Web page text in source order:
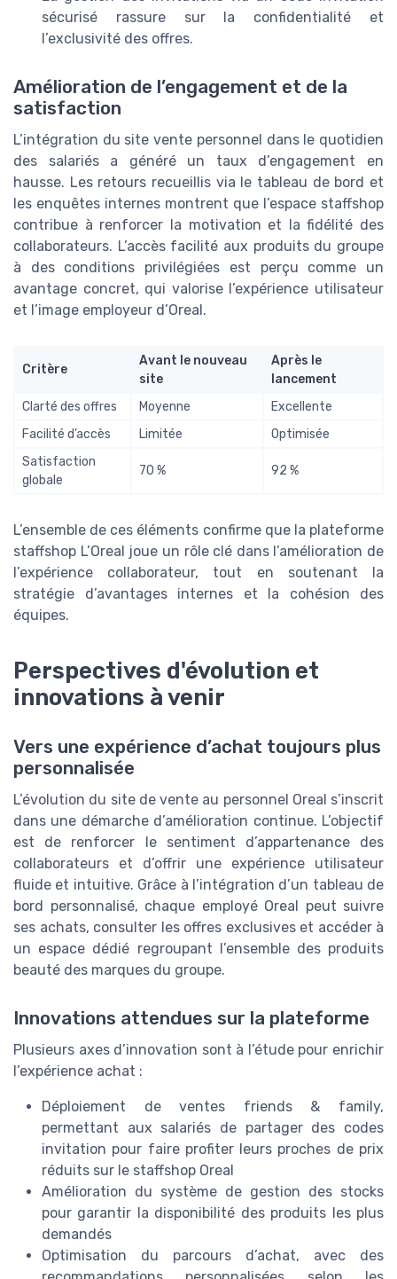
sécurisé rassure sur la confidentialité et
l’exclusivité des offres.
Amélioration de l’engagement et de la
satisfaction
L’intégration du site vente personnel dans le quotidien
des salariés a généré un taux d’engagement en
hausse. Les retours recueillis via le tableau de bord et
les enquêtes internes montrent que l’espace staffshop
contribue à renforcer la motivation et la fidélité des
collaborateurs. L’accès facilité aux produits du groupe
à des conditions privilégiées est perçu comme un
avantage concret, qui valorise l’expérience utilisateur
et l’image employeur d’Oreal.
Critère
Avant le nouveau
site
Après le
lancement
Clarté des offres
Moyenne
Excellente
Facilité d’accès
Limitée
Optimisée
Satisfaction
globale
70 % 92 %
L’ensemble de ces éléments confirme que la plateforme
staffshop L’Oreal joue un rôle clé dans l’amélioration de
l’expérience collaborateur, tout en soutenant la
stratégie d’avantages internes et la cohésion des
équipes.
Perspectives d'évolution et
innovations à venir
Vers une expérience d’achat toujours plus
personnalisée
L’évolution du site de vente au personnel Oreal s’inscrit
dans une démarche d’amélioration continue. L’objectif
est de renforcer le sentiment d’appartenance des
collaborateurs et d’offrir une expérience utilisateur
fluide et intuitive. Grâce à l’intégration d’un tableau de
bord personnalisé, chaque employé Oreal peut suivre
ses achats, consulter les offres exclusives et accéder à
un espace dédié regroupant l’ensemble des produits
beauté des marques du groupe.
Innovations attendues sur la plateforme
Plusieurs axes d’innovation sont à l’étude pour enrichir
l’expérience achat :
Déploiement de ventes friends & family,
permettant aux salariés de partager des codes
invitation pour faire profiter leurs proches de prix
réduits sur le staffshop Oreal
Amélioration du système de gestion des stocks
pour garantir la disponibilité des produits les plus
demandés
Optimisation du parcours d’achat, avec des